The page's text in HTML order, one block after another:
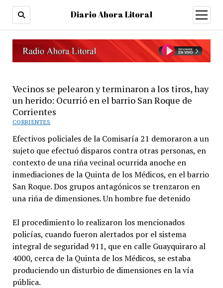
Diario Ahora Litoral
open
menu
Vecinos se pelearon y terminaron a los tiros, hay
un herido: Ocurrió en el barrio San Roque de
Corrientes
CORRIENTES
Efectivos policiales de la Comisaría 21 demoraron a un
sujeto que efectuó disparos contra otras personas, en
contexto de una riña vecinal ocurrida anoche en
inmediaciones de la Quinta de los Médicos, en el barrio
San Roque. Dos grupos antagónicos se trenzaron en
una riña de dimensiones. Un hombre fue detenido
El procedimiento lo realizaron los mencionados
policías, cuando fueron alertados por el sistema
integral de seguridad 911, que en calle Guayquiraro al
4000, cerca de la Quinta de los Médicos, se estaba
produciendo un disturbio de dimensiones en la vía
pública.